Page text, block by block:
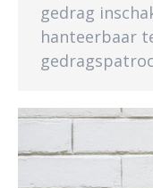
gedrag
hanteerbaar